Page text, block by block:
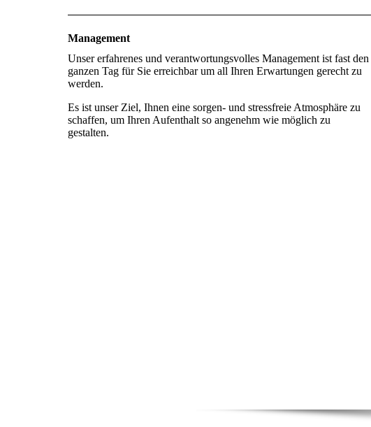
Management
Unser erfahrenes und verantwortungsvolles Management ist fast den
ganzen Tag für Sie erreichbar um all Ihren Erwartungen gerecht zu
werden.
Es ist unser Ziel, Ihnen eine sorgen- und stressfreie Atmosphäre zu
schaffen, um Ihren Aufenthalt so angenehm wie möglich zu
gestalten.